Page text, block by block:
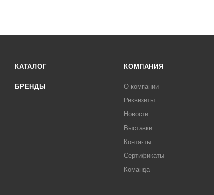
КАТАЛОГ
БРЕНДЫ
КОМПАНИЯ
О компании
Реквизиты
Новости
Выставки
Контакты
Сертификаты
Команда